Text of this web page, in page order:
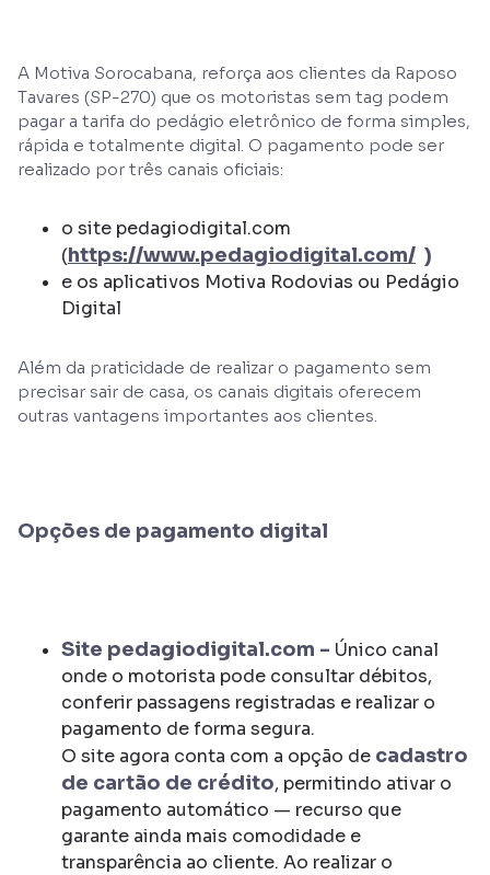
A Motiva Sorocabana, reforça aos clientes da Raposo
Tavares (SP-270) que os motoristas sem tag podem
pagar a tarifa do pedágio eletrônico de forma simples,
rápida e totalmente digital. O pagamento pode ser
realizado por três canais oficiais:
o site pedagiodigital.com
(https://www.pedagiodigital.com/ )
e os aplicativos Motiva Rodovias ou Pedágio
Digital
Além da praticidade de realizar o pagamento sem
precisar sair de casa, os canais digitais oferecem
outras vantagens importantes aos clientes.
Opções de pagamento digital
Site pedagiodigital.com - Único canal
onde o motorista pode consultar débitos,
conferir passagens registradas e realizar o
pagamento de forma segura.
O site agora conta com a opção de cadastro
de cartão de crédito, permitindo ativar o
pagamento automático — recurso que
garante ainda mais comodidade e
transparência ao cliente. Ao realizar o